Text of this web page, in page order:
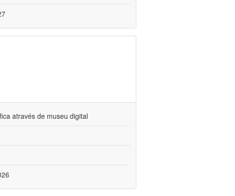
através de museu digital